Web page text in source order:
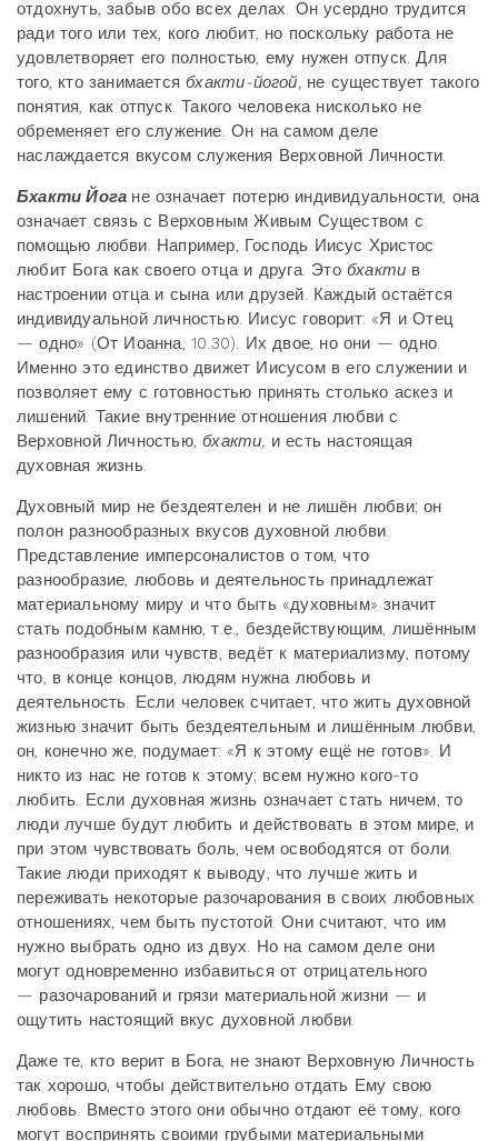
отдохнуть, забыв обо всех делах. Он усердно трудится
ради того или тех, кого любит, но поскольку работа не
удовлетворяет его полностью, ему нужен отпуск. Для
того, кто занимаетсябхакти-йогой,не существует такого
понятия, как отпуск. Такого человека нисколько не
обременяет его служение. Он на самом деле
наслаждается вкусом служения Верховной Личности.
Бхакти Йога не означает потерю индивидуальности, она
означает связь с Верховным Живым Существом с
помощью любви. Например, Господь Иисус Христос
любит Бога как своего отца и друга. Это бхакти в
настроении отца и сына или друзей. Каждый остаётся
индивидуальной личностью. Иисус говорит: «Я и Отец
— одно» (От Иоанна, 10.30). Их двое, но они — одно.
Именно это единство движет Иисусом в его служении и
позволяет ему с готовностью принять столько аскез и
лишений. Такие внутренние отношения любви с
Верховной Личностью,бхакти, и есть настоящая
духовная жизнь.
Духовный мир не бездеятелен и не лишён любви; он
полон разнообразных вкусов духовной любви.
Представление имперсоналистов о том, что
разнообразие, любовь и деятельность принадлежат
материальному миру и что быть «духовным» значит
стать подобным камню, т.е., бездействующим, лишённым
разнообразия или чувств, ведёт к материализму, потому
что, в конце концов, людям нужна любовь и
деятельность. Если человек считает, что жить духовной
жизнью значит быть бездеятельным и лишённым любви,
он, конечно же, подумает: «Я к этому ещё не готов». И
никто из нас не готов к этому; всем нужно кого-то
любить. Если духовная жизнь означает стать ничем, то
люди лучше будут любить и действовать в этом мире, и
при этом чувствовать боль, чем освободятся от боли.
Такие люди приходят к выводу, что лучше жить и
переживать некоторые разочарования в своих любовных
отношениях, чем быть пустотой. Они считают, что им
нужно выбрать одно из двух. Но на самом деле они
могут одновременно избавиться от отрицательного
— разочарований и грязи материальной жизни — и
ощутить настоящий вкус духовной любви.
Даже те, кто верит в Бога, не знают Верховную Личность
так хорошо, чтобы действительно отдать Ему свою
любовь. Вместо этого они обычно отдают её тому, кого
могут воспринять своими грубыми материальными